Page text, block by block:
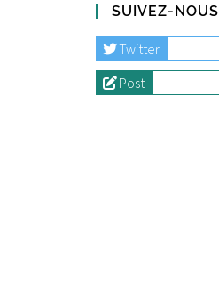
SUIVEZ-NOUS
Twitter
Post